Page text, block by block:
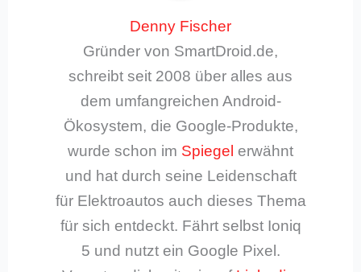
Denny Fischer
Gründer von SmartDroid.de,
schreibt seit 2008 über alles aus
dem umfangreichen Android-
Ökosystem, die Google-Produkte,
wurde schon im Spiegel erwähnt
und hat durch seine Leidenschaft
für Elektroautos auch dieses Thema
für sich entdeckt. Fährt selbst Ioniq
5 und nutzt ein Google Pixel.